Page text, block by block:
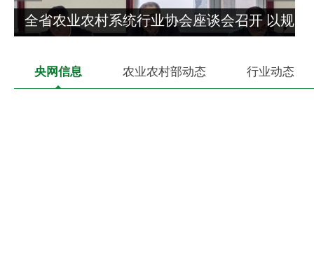
全省农业农村系统行业协会座谈会召开 以规
央网信息 农业农村部动态 行业动态